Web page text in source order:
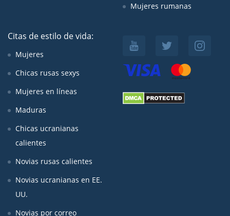
Mujeres rumanas
Citas de estilo de vida:
Mujeres
Chicas rusas sexys
Mujeres en líneas
Maduras
Chicas ucranianas
calientes
Novias rusas calientes
Novias ucranianas en EE.
UU.
Novias por correo